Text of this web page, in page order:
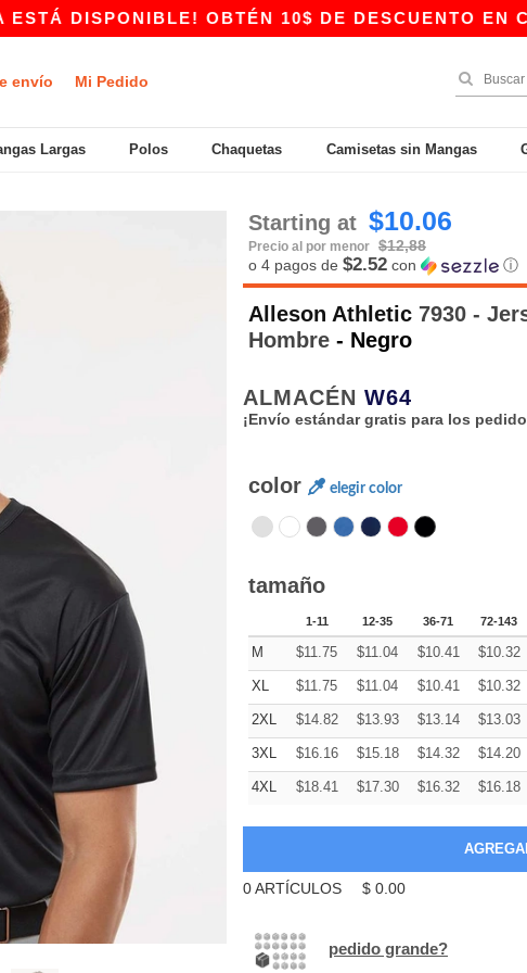
OBTÉN 10$ DE DESCUENTO EN
envío Mi Pedido
Largas Polos Chaquetas Camisetas sin Mangas
Starting at $10.06
Precio al por menor $12,88
o 4 pagos de $2.52 con ⓘ
Alleson Athletic 7930 -
Hombre - Negro
ALMACÉN W64
¡Envío estándar gratis para los
color elegir color
tamaño
1-11 12-35 36-71 72-143
M $11.75 $11.04 $10.41 $10.32
XL $11.75 $11.04 $10.41 $10.32
2XL $14.82 $13.93 $13.14 $13.03
3XL $16.16 $15.18 $14.32 $14.20
4XL $18.41 $17.30 $16.32 $16.18
0ARTÍCULOS $ 0.00
pedido grande?